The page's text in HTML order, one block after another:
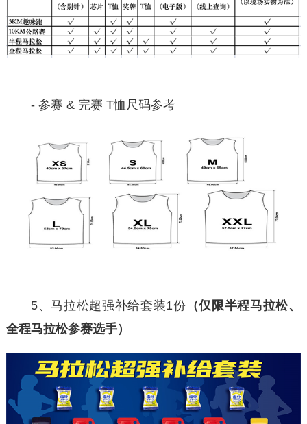
- 参赛 & 完赛 T恤尺码参考
5、马拉松超强补给套装1份 （仅限半程马拉松、
全程马拉松参赛选手）